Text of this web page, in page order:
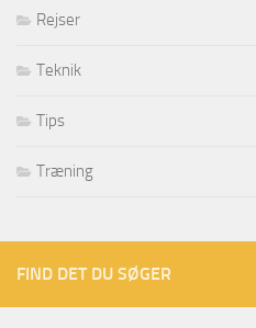
Rejser
Teknik
Tips
Træning
FIND DET DU SØGER